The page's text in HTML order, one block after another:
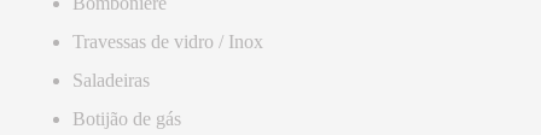
Travessas de vidro / Inox
Saladeiras
Botijão de gás